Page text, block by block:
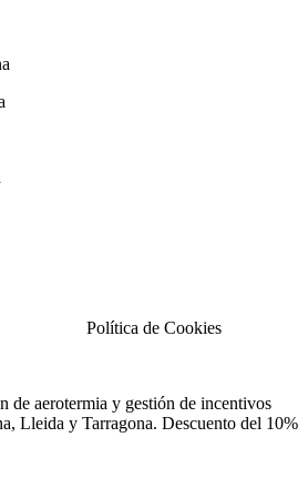
Política de Cookies
de aerotermia y gestión de incentivos
Lleida y Tarragona. Descuento del 10%